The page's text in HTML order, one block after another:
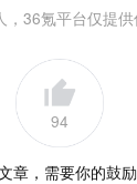
36氪平台仅提供
94
章，需要你的鼓励